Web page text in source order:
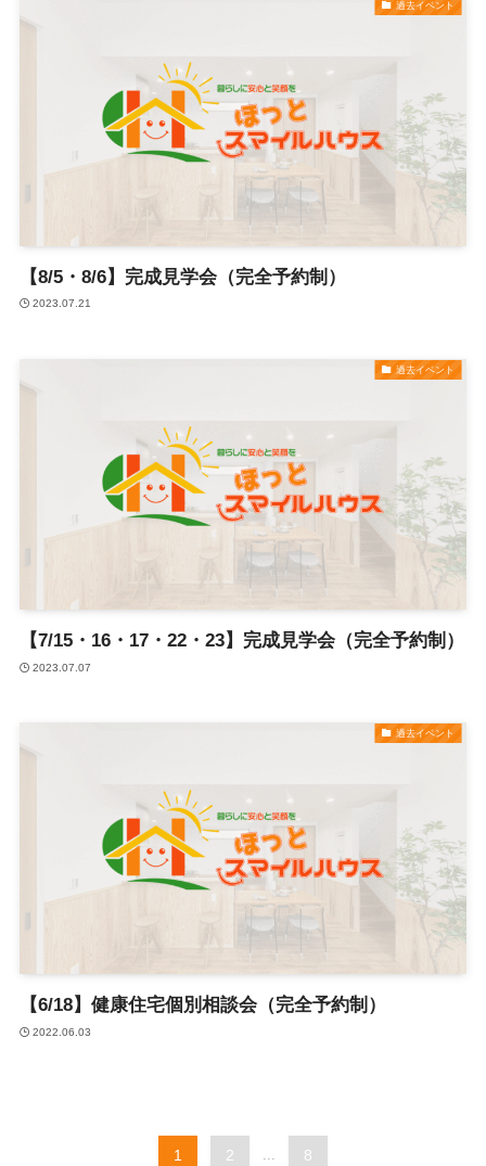
過去イベント
【8/5・8/6】完成見学会（完全予約制）
2023.07.21
過去イベント
【7/15・16・17・22・23】完成見学会（完全予約制）
2023.07.07
過去イベント
【6/18】健康住宅個別相談会（完全予約制）
2022.06.03
1 2 ... 8